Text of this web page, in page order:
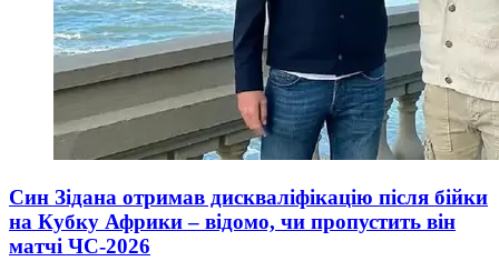
Син Зідана отримав дискваліфікацію після бійки
на Кубку Африки – відомо, чи пропустить він
матчі ЧС-2026